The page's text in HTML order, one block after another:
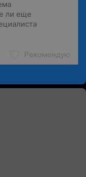
Рекомендую